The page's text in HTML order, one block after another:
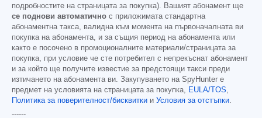
подробностите на страницата за покупка). Вашият абонамент ще
се поднови автоматично с приложимата стандартна
абонаментна такса, валидна към момента на първоначалната ви
покупка на абонамента, и за същия период на абонамента или
както е посочено в промоционалните материали/страницата за
покупка, при условие че сте потребител с непрекъснат абонамент
и за който ще получите известие за предстоящи такси преди
изтичането на абонамента ви. Закупуването на SpyHunter е
предмет на условията на страницата за покупка,
EULA/TOS
Политика за поверителност/бисквитки и Условия за отстъпки
------